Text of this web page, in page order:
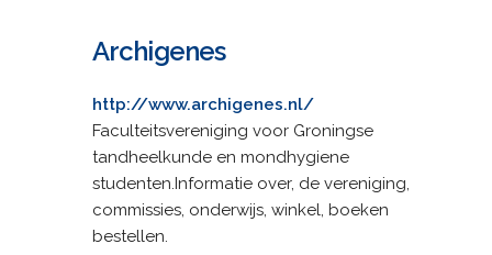
Archigenes
http://www.archigenes.nl/
Faculteitsvereniging voor Groningse
tandheelkunde en mondhygiene
studenten.Informatie over, de vereniging,
commissies, onderwijs, winkel, boeken
bestellen.